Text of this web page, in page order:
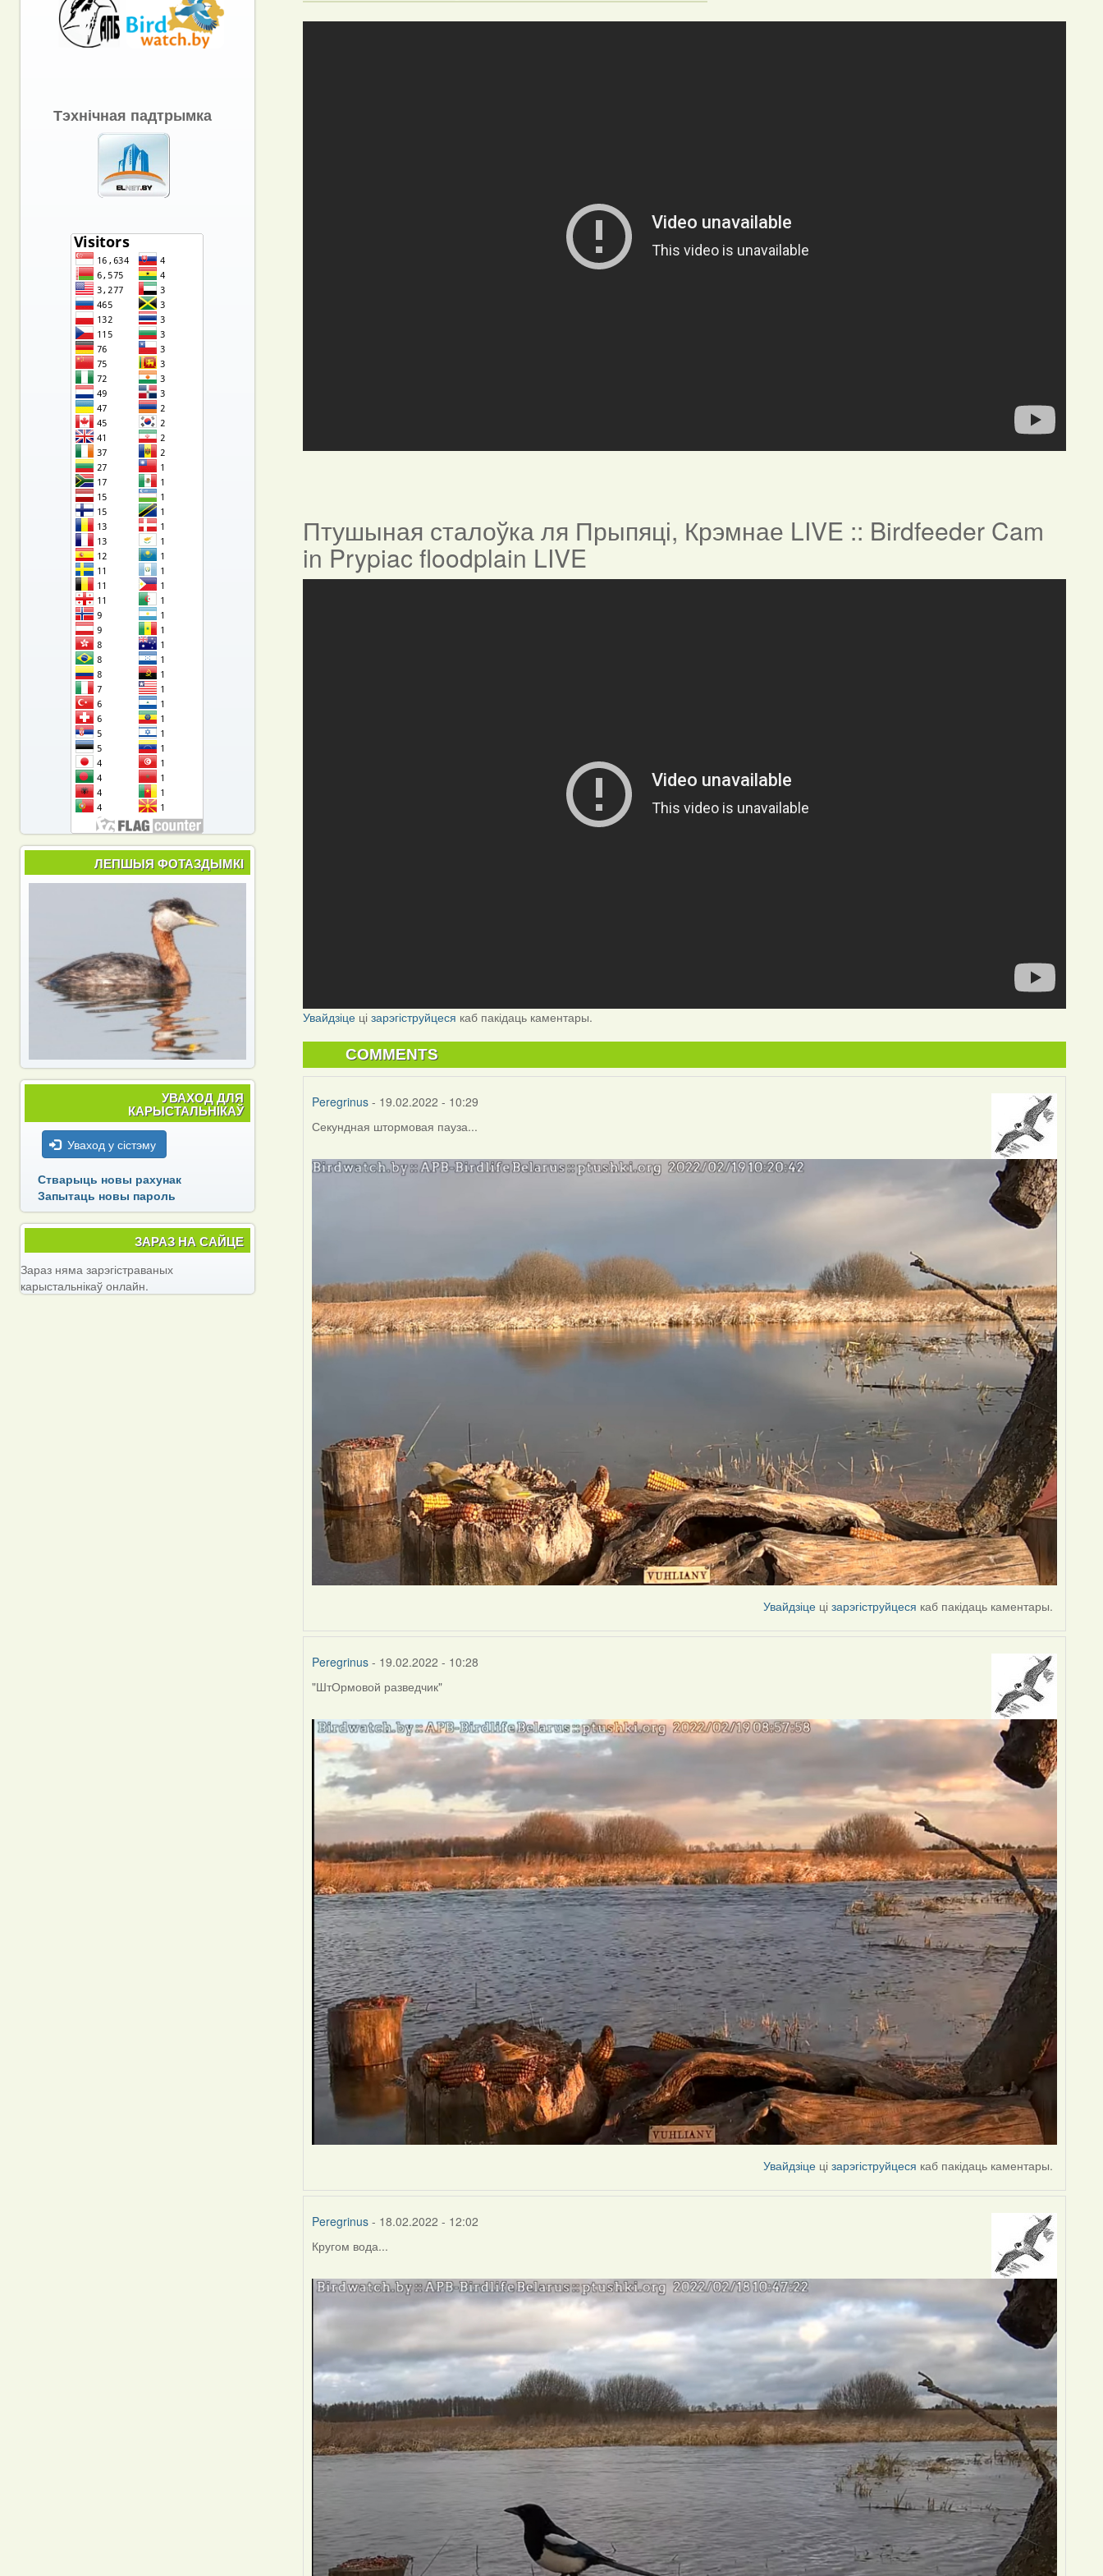
Птушыная сталоўка ля Прыпяці, Крэмнае LIVE :: Birdfeeder Cam
in Prypiac floodplain LIVE
Увайдзіце цізарэгіструйцеся каб пакідаць каментары.
COMMENTS
Peregrinus - 19.02.2022 - 10:29
Секундная штормовая пауза...
Увайдзіце цізарэгіструйцеся каб пакідаць каментары.
Peregrinus - 19.02.2022 - 10:28
"ШтОрмовой разведчик"
Увайдзіце цізарэгіструйцеся каб пакідаць каментары.
Peregrinus - 18.02.2022 - 12:02
Кругом вода...
Тэхнічная падтрымка
ЛЕПШЫЯ ФОТАЗДЫМКІ
УВАХОД ДЛЯ
КАРЫСТАЛЬНІКАЎ
Уваход у сістэму
Стварыць новы рахунак
Запытаць новы пароль
ЗАРАЗ НА САЙЦЕ
Зараз няма зарэгістраваных
карыстальнікаў онлайн.